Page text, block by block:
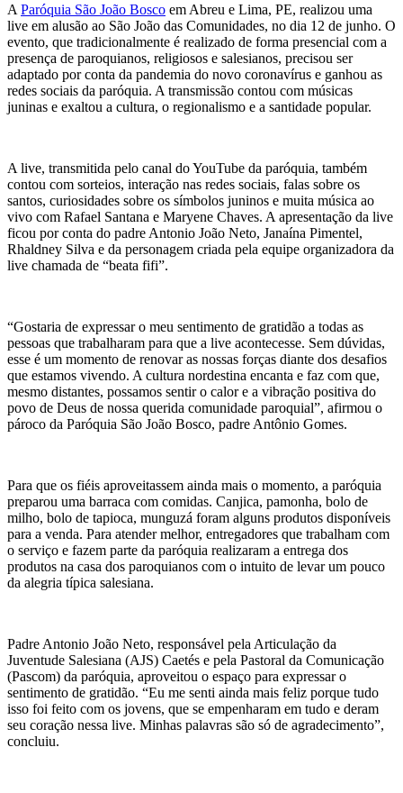
A Paróquia São João Bosco em Abreu e Lima, PE, realizou uma
live em alusão ao São João das Comunidades, no dia 12 de junho. O
evento, que tradicionalmente é realizado de forma presencial com a
presença de paroquianos, religiosos e salesianos, precisou ser
adaptado por conta da pandemia do novo coronavírus e ganhou as
redes sociais da paróquia. A transmissão contou com músicas
juninas e exaltou a cultura, o regionalismo e a santidade popular.
A live, transmitida pelo canal do YouTube da paróquia, também
contou com sorteios, interação nas redes sociais, falas sobre os
santos, curiosidades sobre os símbolos juninos e muita música ao
vivo com Rafael Santana e Maryene Chaves. A apresentação da live
ficou por conta do padre Antonio João Neto, Janaína Pimentel,
Rhaldney Silva e da personagem criada pela equipe organizadora da
live chamada de “beata fifi”.
“Gostaria de expressar o meu sentimento de gratidão a todas as
pessoas que trabalharam para que a live acontecesse. Sem dúvidas,
esse é um momento de renovar as nossas forças diante dos desafios
que estamos vivendo. A cultura nordestina encanta e faz com que,
mesmo distantes, possamos sentir o calor e a vibração positiva do
povo de Deus de nossa querida comunidade paroquial”, afirmou o
pároco da Paróquia São João Bosco, padre Antônio Gomes.
Para que os fiéis aproveitassem ainda mais o momento, a paróquia
preparou uma barraca com comidas. Canjica, pamonha, bolo de
milho, bolo de tapioca, munguzá foram alguns produtos disponíveis
para a venda. Para atender melhor, entregadores que trabalham com
o serviço e fazem parte da paróquia realizaram a entrega dos
produtos na casa dos paroquianos com o intuito de levar um pouco
da alegria típica salesiana.
Padre Antonio João Neto, responsável pela Articulação da
Juventude Salesiana (AJS) Caetés e pela Pastoral da Comunicação
(Pascom) da paróquia, aproveitou o espaço para expressar o
sentimento de gratidão. “Eu me senti ainda mais feliz porque tudo
isso foi feito com os jovens, que se empenharam em tudo e deram
seu coração nessa live. Minhas palavras são só de agradecimento”,
concluiu.